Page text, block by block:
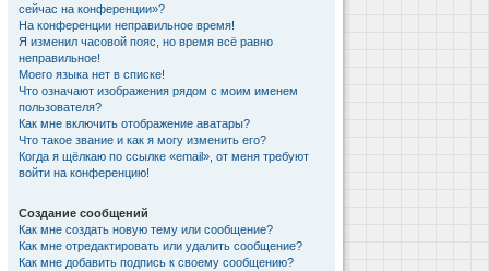
сейчас на конференции»?
На конференции неправильное время!
Я изменил часовой пояс, но время всё равно
неправильное!
Моего языка нет в списке!
Что означают изображения рядом с моим именем
пользователя?
Как мне включить отображение аватары?
Что такое звание и как я могу изменить его?
Когда я щёлкаю по ссылке «email», от меня требуют
войти на конференцию!
Создание сообщений
Как мне создать новую тему или сообщение?
Как мне отредактировать или удалить сообщение?
Как мне добавить подпись к своему сообщению?